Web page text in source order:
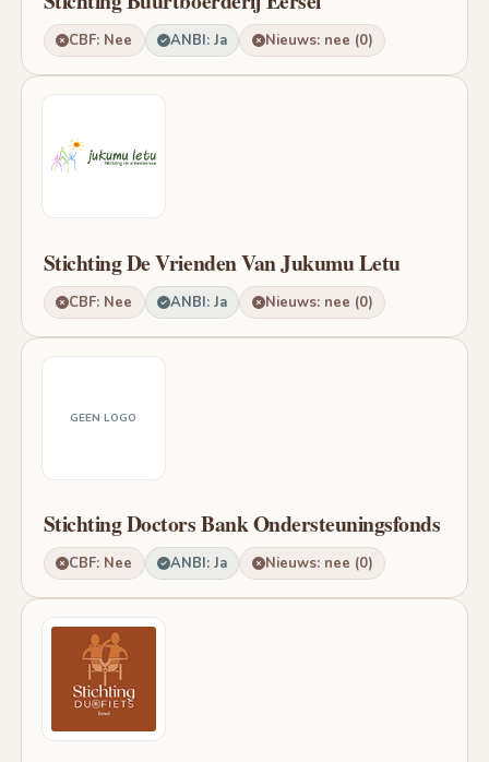
CBF: Nee ANBI: Ja Nieuws: nee (0)
Stichting De Vrienden Van Jukumu Letu
CBF: Nee ANBI: Ja Nieuws: nee (0)
GEEN LOGO
Stichting Doctors Bank Ondersteuningsfonds
CBF: Nee ANBI: Ja Nieuws: nee (0)